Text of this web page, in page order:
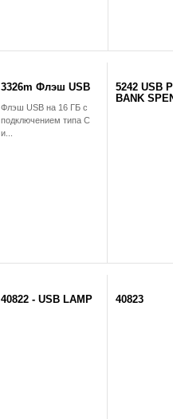
3326m Флэш USB
Флэш USB на 16 ГБ с
подключением типа C
и...
5242 USB
BANK
40822 - USB LAMP 40823